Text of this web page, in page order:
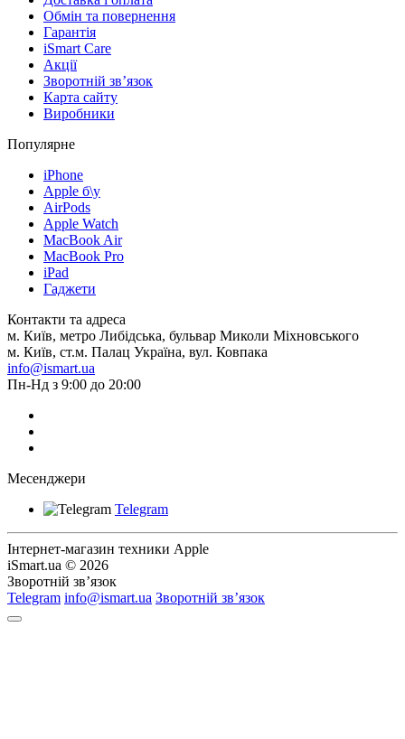
Обмін та повернення
Гарантія
iSmart Care
Акції
Зворотній зв’язок
Карта сайту
Виробники
Популярне
iPhone
Apple б\у
AirPods
Apple Watch
MacBook Air
MacBook Pro
iPad
Гаджети
Контакти та адреса
м. Київ, метро Либідська, бульвар Миколи Міхновського
м. Київ, ст.м. Палац Україна, вул. Ковпака
info@ismart.ua
Пн-Нд з 9:00 до 20:00
Месенджери
Telegram
Інтернет-магазин техники Apple
iSmart.ua © 2026
Зворотній зв’язок
Telegram info@ismart.ua Зворотній зв’язок